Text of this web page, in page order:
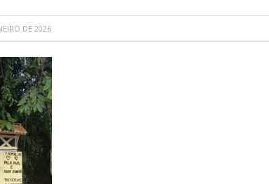
DE 2026